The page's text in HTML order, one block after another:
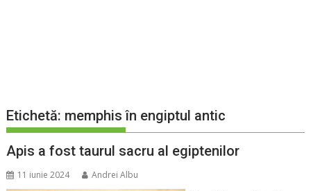
Etichetă: memphis în engiptul antic
Apis a fost taurul sacru al egiptenilor
11 iunie 2024 Andrei Albu